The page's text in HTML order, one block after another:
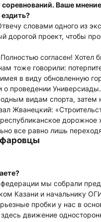
Ваше
словами одного из
дорогой проект, чтобы
согласен!
тоже говорили:
в виду обновленную
о проведении
видам спорта, затем
Жванецкий:
дорожное
все равно лишь
фаровцы
мы собрали
Казани и начальнику
пробки у нас в
здесь движение